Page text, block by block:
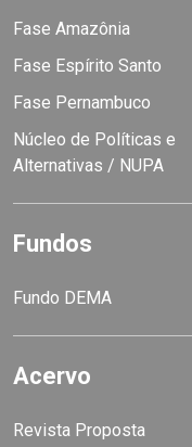
Fase Amazônia
Fase Espírito Santo
Fase Pernambuco
Núcleo de Políticas e
Alternativas / NUPA
Fundos
Fundo DEMA
Acervo
Revista Proposta